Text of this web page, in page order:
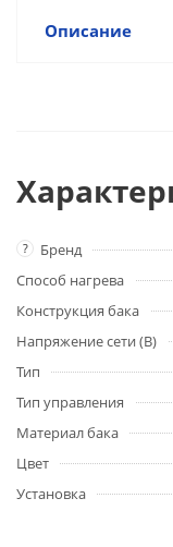
Описание
? Бренд
Способ нагрева
Конструкция бака
Напряжение сети (В)
Тип
Тип управления
Материал бака
Цвет
Установка